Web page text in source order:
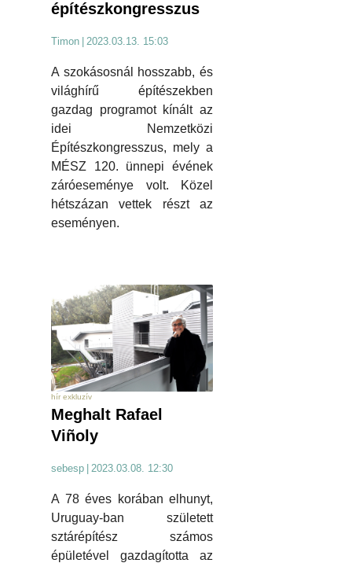
építészkongresszus
Timon | 2023.03.13. 15:03
A szokásosnál hosszabb, és
világhírű építészekben
gazdag programot kínált az
idei Nemzetközi
Építészkongresszus, mely a
MÉSZ 120. ünnepi évének
záróeseménye volt. Közel
hétszázan vettek részt az
eseményen.
hír exkluzív
Meghalt Rafael
Viñoly
sebesp 2023.03.08. 12:30
A 78 éves korában elhunyt,
Uruguay-ban született
sztárépítész számos
épületével gazdagította az